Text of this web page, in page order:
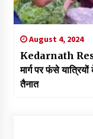
August 4, 2024
Kedarnath
मार्ग पर फंसे
तैनात